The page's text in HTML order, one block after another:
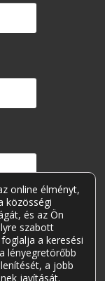
online élményt,
közösségi
és az Ön
szabott
a keresési
lényegretörőbb
a jobb
javítását.